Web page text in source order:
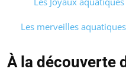
Les merveilles
À la découverte